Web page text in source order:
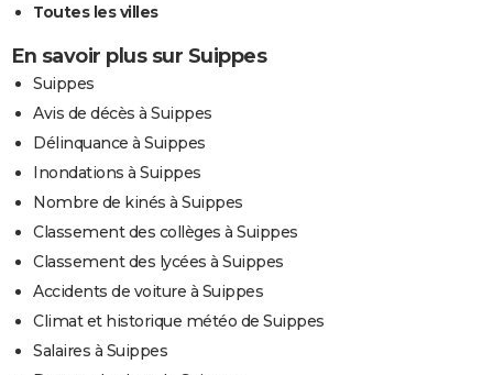
Toutes les villes
En savoir plus sur Suippes
Suippes
Avis de décès à Suippes
Délinquance à Suippes
Inondations à Suippes
Nombre de kinés à Suippes
Classement des collèges à Suippes
Classement des lycées à Suippes
Accidents de voiture à Suippes
Climat et historique météo de Suippes
Salaires à Suippes